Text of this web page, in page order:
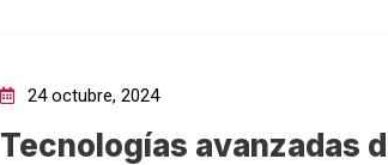
24 octubre, 2024
Tecnologías avanzadas